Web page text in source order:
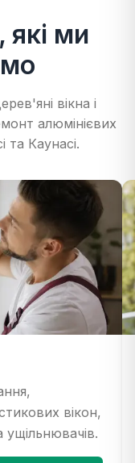
які ми
вікна і
алюмінієвих
та Каунасі.
вікон,
ущільнювачів.